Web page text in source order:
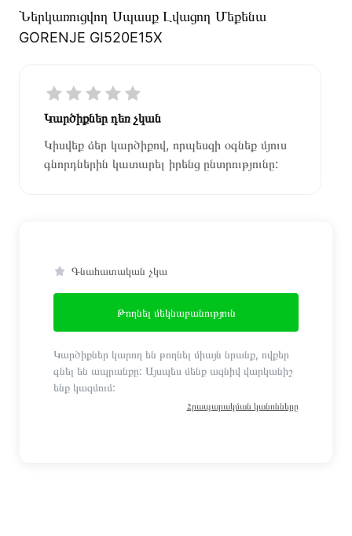
Ներկառուցվող Սպասք Լվացող Մեքենա
GORENJE GI520E15X
Կարծիքներ դեռ չկան
Կիսվեք ձեր կարծիքով, որպեսզի օգնեք մյուս
գնորդներին կատարել իրենց ընտրությունը:
Գնահատական չկա
Թողնել մեկնաբանություն
Կարծիքներ կարող են թողնել միայն նրանք, ովքեր
գնել են ապրանքը: Այսպես մենք ազնիվ վարկանիշ
ենք կազմում:
Հրապարակման կանոնները